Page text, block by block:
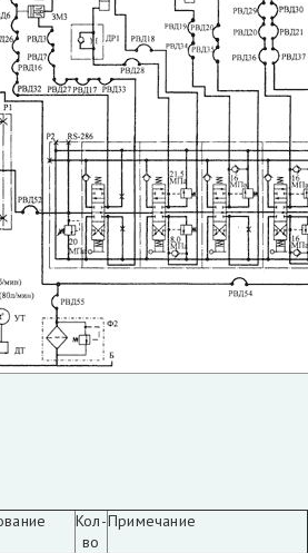
Кол-
во
Примечание